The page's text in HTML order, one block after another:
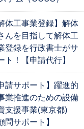
体工事業登録】解体
んを目指して解体工
登録を行政書士がサ
ト！【申請代行】
請サポート】躍進的
業推進のための設備
支援事業(東京都)
問サポート】